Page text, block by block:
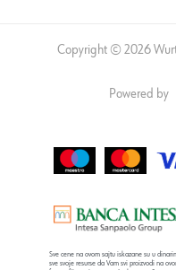
Copyright © 2026
Powered by
Sve cene na ovom sajtu iskazane su u
sve svoje resurse da Vam svi proizvodi na